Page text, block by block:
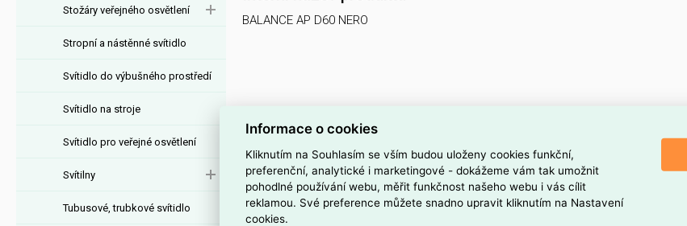
Stožáry veřejného osvětlení
Stropní a nástěnné svítidlo
Svítidlo do výbušného prostředí
Svítidlo na stroje
Svítidlo pro veřejné osvětlení
Svítilny
Tubusové, trubkové svítidlo
BALANCE AP D60 NERO
Informace o cookies
Kliknutím na Souhlasím se vším budou uloženy cookies funkční,
preferenční, analytické i marketingové - dokážeme vám tak umožnit
pohodlné používání webu, měřit funkčnost našeho webu i vás cílit
reklamou. Své preference můžete snadno upravit kliknutím na Nastavení
cookies.